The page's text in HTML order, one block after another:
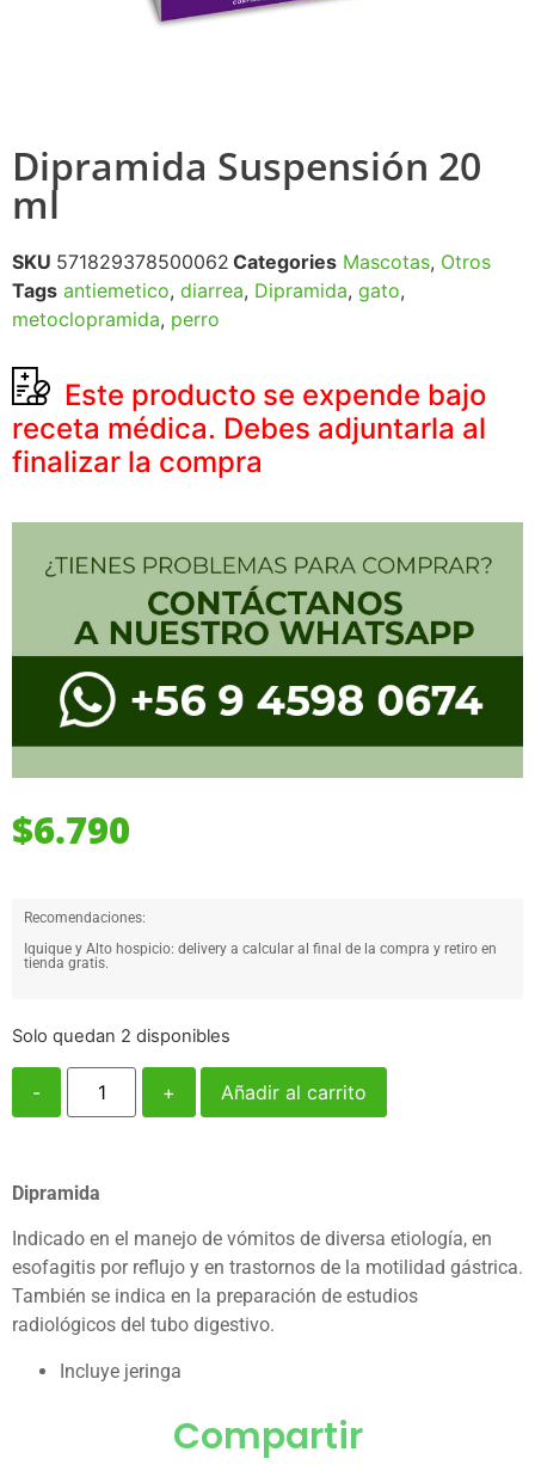
Dipramida Suspensión 20
ml
SKU 571829378500062 Categories Mascotas, Otros
Tags antiemetico, diarrea, Dipramida, gato,
metoclopramida, perro
Este producto se expende bajo
receta médica. Debes adjuntarla al
finalizar la compra
$6.790
Recomendaciones:
Iquique y Alto hospicio: delivery a calcular al final de la compra y retiro en
tienda gratis.
Solo quedan 2 disponibles
- + Añadir al carrito
Dipramida
Indicado en el manejo de vómitos de diversa etiología, en
esofagitis por reflujo y en trastornos de la motilidad gástrica.
También se indica en la preparación de estudios
radiológicos del tubo digestivo.
Incluye jeringa
Compartir